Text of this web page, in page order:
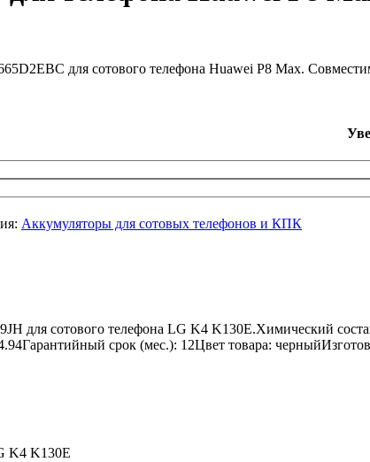
для сотового телефона Huawei P8 Max.
Аккумуляторы для сотовых телефонов и КПК
для сотового телефона LG K4 K130E.Химический
срок (мес.): 12Цвет товара:
K4 K130E